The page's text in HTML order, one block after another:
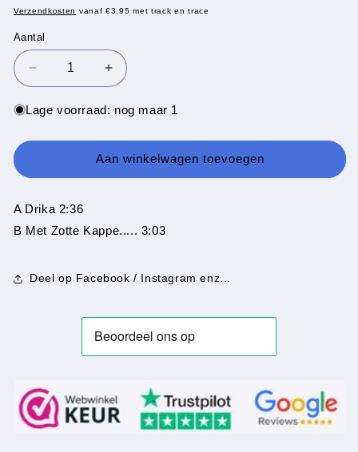
prijs
Verzendkosten vanaf €3,95 met track en trace
Aantal
Aantal
Aantal
verlagen
voor
Oerlemans
Drika
Aantal
verhogen
voor
Oerlemans
-
Drika
Lage voorraad: nog maar 1
Aan winkelwagen toevoegen
A Drika 2:36
B Met Zotte Kappe..... 3:03
Deel op Facebook / Instagram enz...